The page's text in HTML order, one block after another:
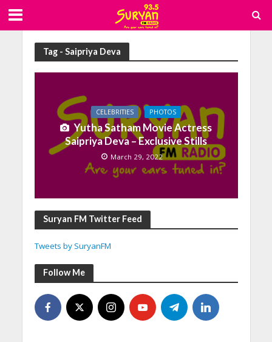
Tag - Saipriya Deva
CELEBRITIES PHOTOS
Yutha Satham Movie Actress
Saipriya Deva – Exclusive Stills
March 29, 2022
Suryan FM Twitter Feed
Tweets by SuryanFM
Follow Me